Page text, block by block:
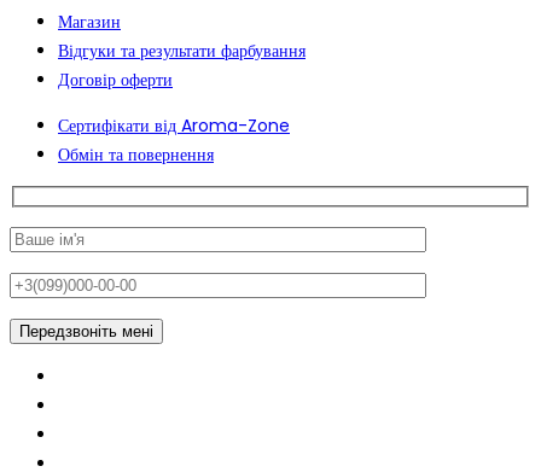
Магазин
Відгуки та результати фарбування
Договір оферти
Сертифікати від Aroma-Zone
Обмін та повернення